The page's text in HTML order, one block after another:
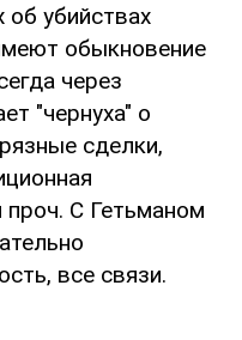
об убийствах
обыкновение
через
"чернуха" о
сделки,
проч. С Гетьманом
все связи.